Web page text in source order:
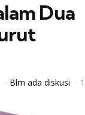
Dua
Blm ada diskusi